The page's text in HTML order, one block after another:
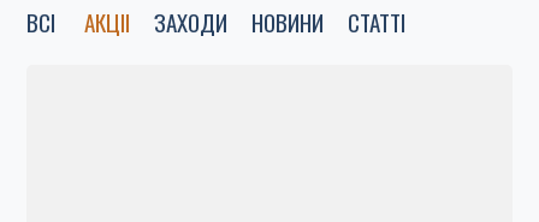
ВСІ АКЦІІ ЗАХОДИ НОВИНИ СТАТТІ